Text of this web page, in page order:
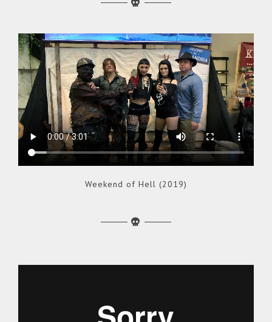
Weekend of Hell (2019)